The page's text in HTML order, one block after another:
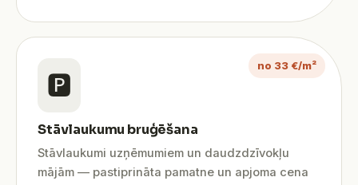
no 33 €/m²
🅿️
Stāvlaukumu bruģēšana
Stāvlaukumi uzņēmumiem un daudzdzīvokļu
mājām — pastiprināta pamatne un apjoma cena